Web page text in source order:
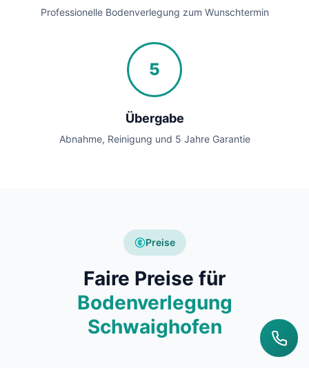
Professionelle Bodenverlegung zum Wunschtermin
5
Übergabe
Abnahme, Reinigung und 5 Jahre Garantie
Preise
Faire Preise für
Bodenverlegung
Schwaighofen